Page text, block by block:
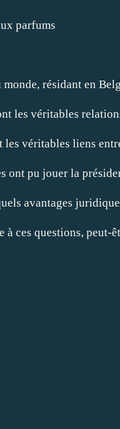
parfums
monde, résidant en
les véritables
les véritables liens
ont pu jouer la
avantages
à ces questions, peut-